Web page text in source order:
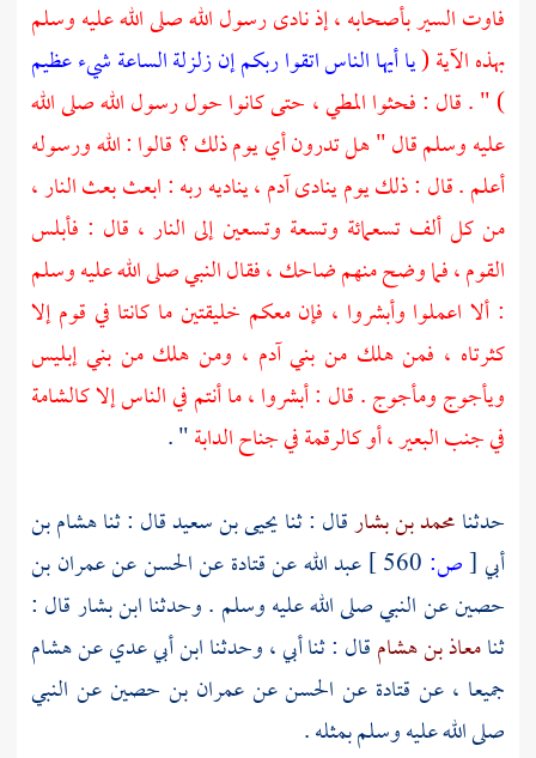
فاوت السير بأصحابه ، إذ نادى رسول الله صلى الله عليه وسلم
بهذه الآية (يا أيها الناس اتقوا ربكم إن زلزلة الساعة شيء عظيم
) " . قال : فحثوا المطي ، حتى كانوا حول رسول الله صلى الله
عليه وسلم قال " هل تدرون أي يوم ذلك ؟ قالوا : الله ورسوله
أعلم . قال : ذلك يوم ينادىآدم ،يناديه ربه : ابعث بعث النار ،
من كل ألف تسعمائة وتسعة وتسعين إلى النار ، قال : فأبلس
القوم ، فما وضح منهم ضاحك ، فقال النبي صلى الله عليه وسلم
: ألا اعملوا وأبشروا ، فإن معكم خليقتين ما كانتا في قوم إلا
كثرتاه ، فمن هلك من بني آدم ، ومن هلك من بني إبليس
ويأجوج ومأجوج. قال : أبشروا ، ما أنتم في الناس إلا كالشامة
في جنب البعير ، أو كالرقمة في جناح الدابة" .
حدثنامحمد بن بشارقال : ثنايحيى بن سعيدقال : ثناهشام بن
أبي[ص: عبد اللهعنقتادةعنالحسنعنعمران بن
حصينعن النبي صلى الله عليه وسلم . وحدثناابن بشارقال :
ثنامعاذ بن هشامقال : ثنا أبي ، وحدثناابن أبي عديعنهشام
جميعا ، عن قتادة عن الحسنعنعمران بن حصينعن النبي
صلى الله عليه وسلم بمثله .